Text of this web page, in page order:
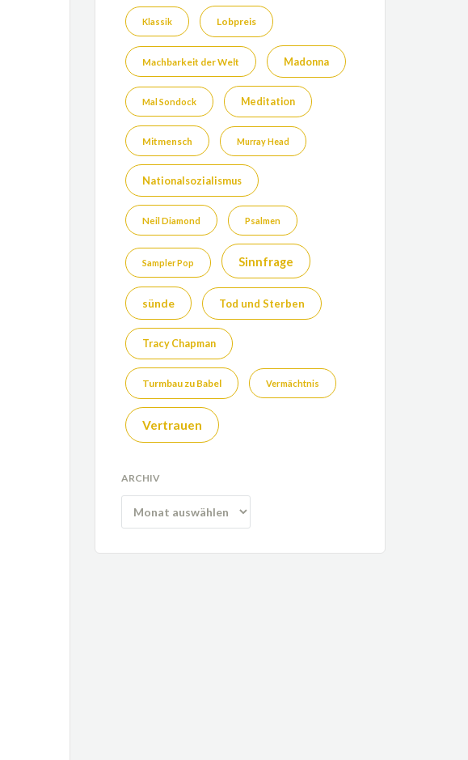
Klassik Lobpreis
Machbarkeit der Welt Madonna
Mal Sondock Meditation
Mitmensch Murray Head
Nationalsozialismus
Neil Diamond Psalmen
Sampler Pop Sinnfrage
sünde Tod und Sterben
Tracy Chapman
Turmbau zu Babel Vermächtnis
Vertrauen
ARCHIV